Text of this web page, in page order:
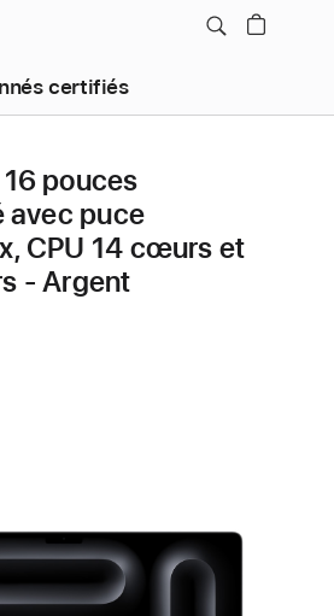
certifiés
pouces
avec puce
CPU 14 cœurs et
- Argent